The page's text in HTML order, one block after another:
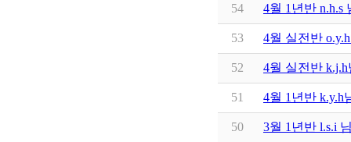
54 4월 1년반 n.h.s
53 4월 실전반
52 4월 실전반
51 4월 1년반 k.y.h
50 3월 1년반 l.s.i